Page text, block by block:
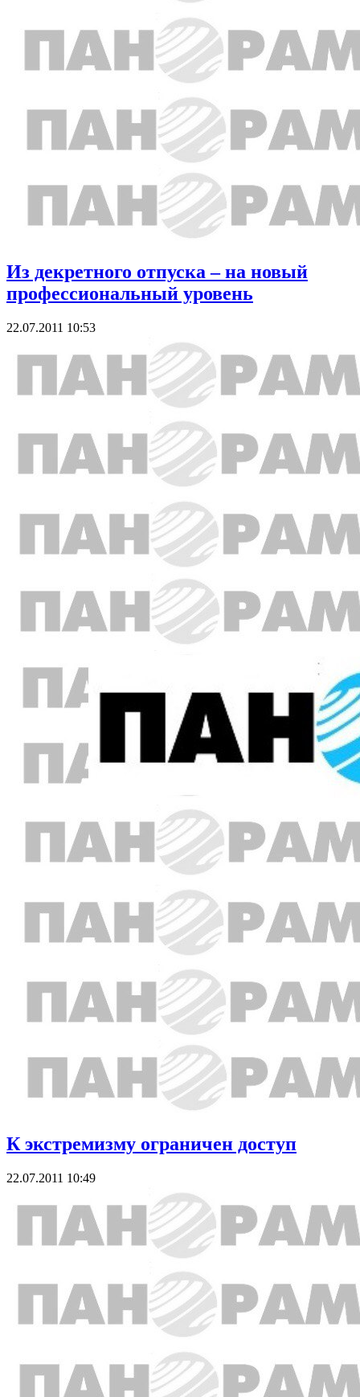
Из декретного отпуска – на новый
профессиональный уровень
22.07.2011 10:53
К экстремизму ограничен доступ
22.07.2011 10:49